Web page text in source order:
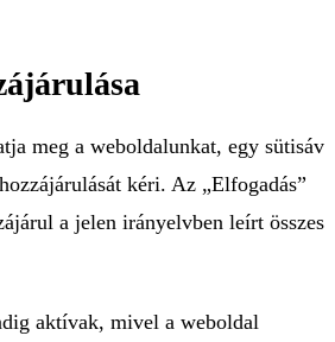
meg a weboldalunkat, egy sütisáv
kéri. Az „Elfogadás”
a jelen irányelvben leírt összes
aktívak, mivel a weboldal